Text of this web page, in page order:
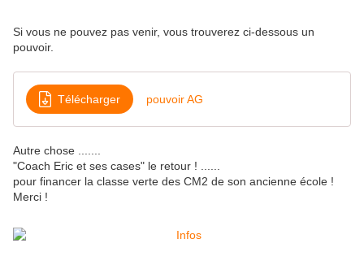
Si vous ne pouvez pas venir, vous trouverez ci-dessous un
pouvoir.
Télécharger pouvoir AG
Autre chose .......
"Coach Eric et ses cases" le retour ! ......
pour financer la classe verte des CM2 de son ancienne école !
Merci !